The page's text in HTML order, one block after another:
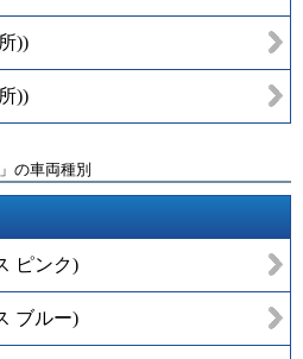
))
))
の車両種別
ピンク)
ブルー)